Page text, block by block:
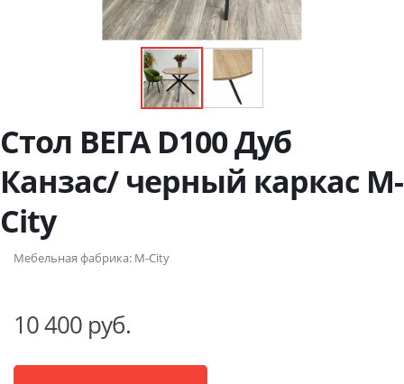
Стол ВЕГА D100 Дуб
Канзас/ черный каркас М-
City
Мебельная фабрика: M-City
10 400 руб.